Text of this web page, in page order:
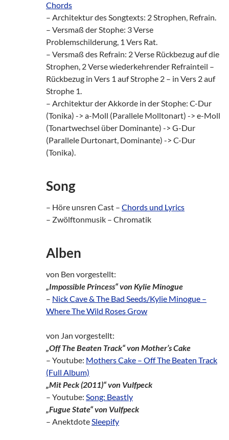
Chords
– Architektur des Songtexts: 2 Strophen, Refrain.
– Versmaß der Stophe: 3 Verse
Problemschilderung, 1 Vers Rat.
– Versmaß des Refrain: 2 Verse Rückbezug auf die
Strophen, 2 Verse wiederkehrender Refrainteil –
Rückbezug in Vers 1 auf Strophe 2 – in Vers 2 auf
Strophe 1.
– Architektur der Akkorde in der Stophe: C-Dur
(Tonika) -> a-Moll (Parallele Molltonart) -> e-Moll
(Tonartwechsel über Dominante) -> G-Dur
(Parallele Durtonart, Dominante) -> C-Dur
(Tonika).
Song
– Höre unsren Cast – Chords und Lyrics
– Zwölftonmusik – Chromatik
Alben
von Ben vorgestellt:
„Impossible Princess“ von Kylie Minogue
– Nick Cave & The Bad Seeds/Kylie Minogue –
Where The Wild Roses Grow
von Jan vorgestellt:
„Off The Beaten Track“ von Mother’s Cake
– Youtube: Mothers Cake – Off The Beaten Track
(Full Album)
„Mit Peck (2011)“ von Vulfpeck
– Youtube: Song: Beastly
„Fugue State“ von Vulfpeck
– AnektdoteSleepify